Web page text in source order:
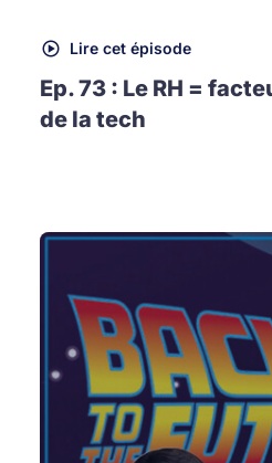
Lire cet épisode
Ep. 73 : Le RH =
de la tech